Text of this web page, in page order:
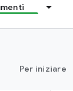
Per iniziare